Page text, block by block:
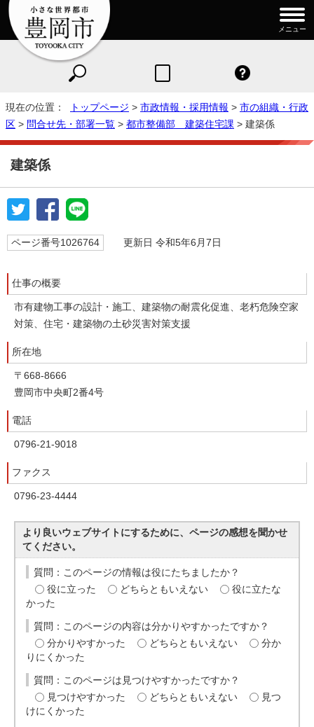
メニュー
現在の位置： トップページ > 市政情報・採用情報 > 市の組織・行政
区 > 問合せ先・部署一覧 > 都市整備部 建築住宅課 > 建築係
建築係
ページ番号1026764 更新日 令和5年6月7日
仕事の概要
市有建物工事の設計・施工、建築物の耐震化促進、老朽危険空家
対策、住宅・建築物の土砂災害対策支援
所在地
〒668-8666
豊岡市中央町2番4号
電話
0796-21-9018
ファクス
0796-23-4444
より良いウェブサイトにするために、ページの感想を聞かせ
てください。
質問：このページの情報は役にたちましたか？
役に立った
どちらともいえない
役に立たな
かった
質問：このページの内容は分かりやすかったですか？
分かりやすかった
どちらともいえない
分か
りにくかった
質問：このページは見つけやすかったですか？
見つけやすかった
どちらともいえない
見つ
けにくかった